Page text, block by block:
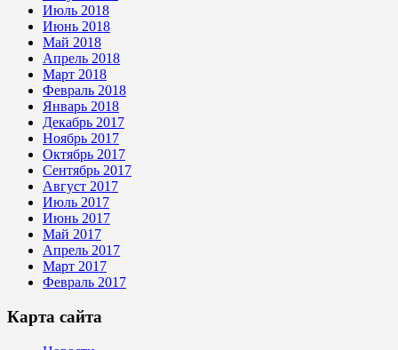
Июль 2018
Июнь 2018
Май 2018
Апрель 2018
Март 2018
Февраль 2018
Январь 2018
Декабрь 2017
Ноябрь 2017
Октябрь 2017
Сентябрь 2017
Август 2017
Июль 2017
Июнь 2017
Май 2017
Апрель 2017
Март 2017
Февраль 2017
Карта сайта